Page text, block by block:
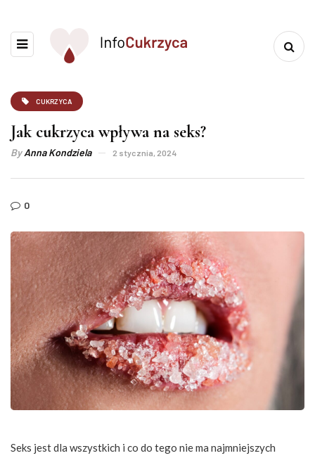
CUKRZYCA
Jak cukrzyca wpływa na seks?
ByAnna Kondziela 2 stycznia, 2024
0
Seks jest dla wszystkich i co do tego nie ma najmniejszych